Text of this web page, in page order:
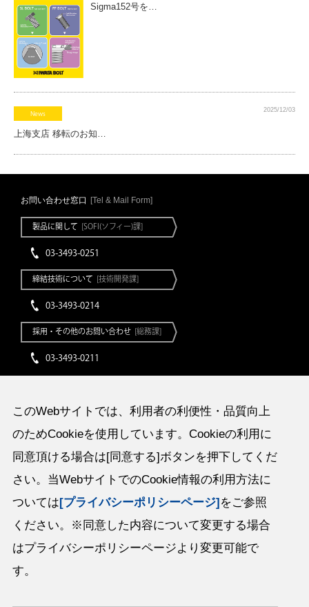
Sigma152号を…
News
2025/12/03
上海支店 移転のお知…
イワタボルト株式会社
TEL：(03)3493-0211（大代表） / FAX：(03)3493-2096
全国25営業所、2分室、海外18営業所
栃木工場、シンガポール工場、オハイオ工場、中国シンセン工場、タイ
工場
お問い合わせ窓口 [Tel & Mail Form]
製品に関して [SOFI(ソフィー)課]
03-3493-0251
締結技術について [技術開発課]
03-3493-0214
採用・その他のお問い合わせ [総務課]
03-3493-0211
このWebサイトでは、利用者の利便性・品質向上
のためCookieを使用しています。Cookieの利用に
同意頂ける場合は[同意する]ボタンを押下してくだ
さい。当WebサイトでのCookie情報の利用方法に
ついては[プライバシーポリシーページ]をご参照
ください。※同意した内容について変更する場合
はプライバシーポリシーページより変更可能で
す。